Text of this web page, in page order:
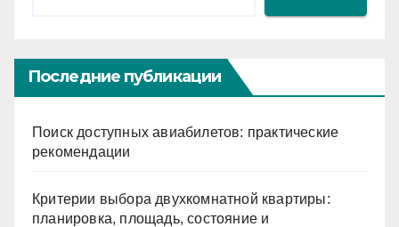
Последние публикации
Поиск доступных авиабилетов: практические
рекомендации
Критерии выбора двухкомнатной квартиры:
планировка, площадь, состояние и